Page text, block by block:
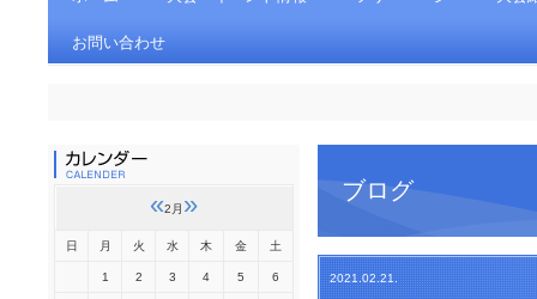
お問い合わせ
ブログ
2021.02.21.
«2月 »
日 月 火 水 木 金 土
1 2 3 4 5 6